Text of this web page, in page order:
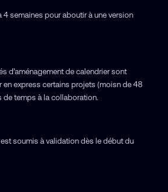
4 semaines pour aboutir à une version
d’aménagement de calendrier sont
en express certains projets (moisn de 48
de temps à la collaboration.
soumis à validation dès le début du